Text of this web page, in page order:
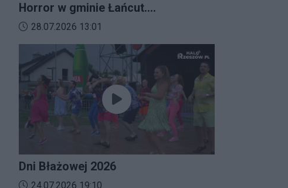
Horror w gminie Łańcut.
Mieszkaniec Rzeszowa
terroryzował rodzinę nożem i
zaatakował policjantów!
Data dodania materiału wideo:
28.07.2026 13:01
Dni Błażowej 2026
Data dodania materiału wideo:
24.07.2026 19:10